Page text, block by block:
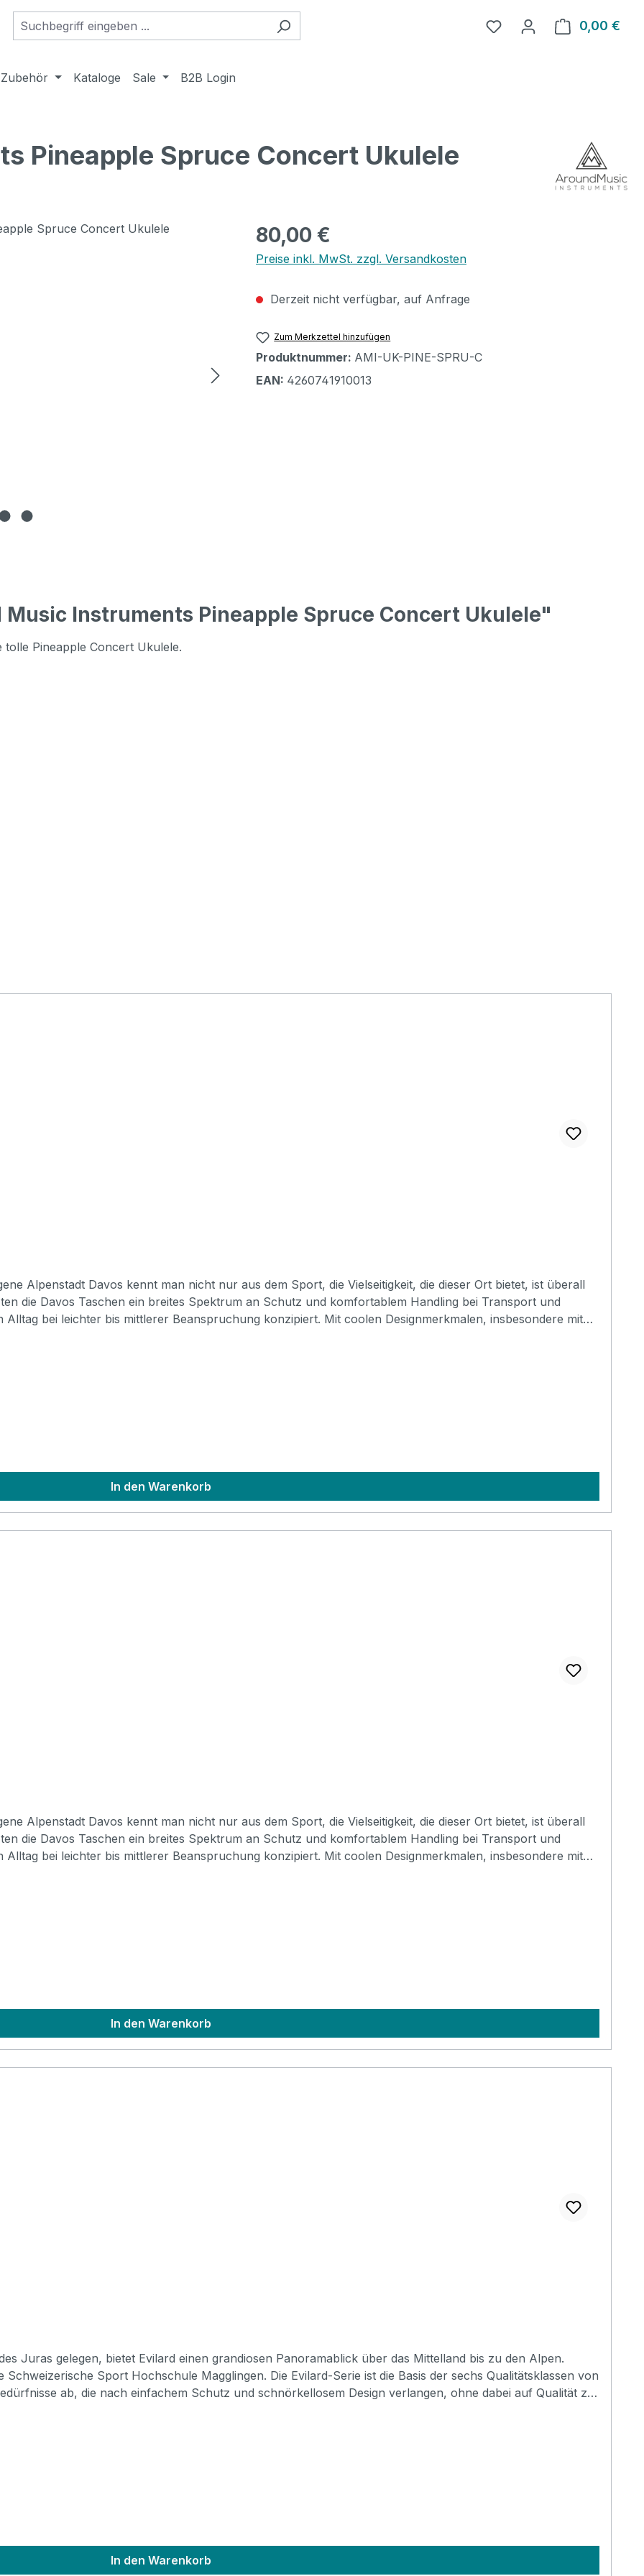
0,00 €
Zubehör Kataloge Sale B2B Login
Pineapple Spruce Concert Ukulele
Regulärer Preis:
80,00 €
Preise inkl. MwSt. zzgl. Versandkosten
Derzeit nicht verfügbar, auf Anfrage
Zum Merkzettel hinzufügen
Produktnummer: AMI-UK-PINE-SPRU-C
EAN: 4260741910013
Instruments Pineapple Spruce Concert Ukulele"
Pineapple Concert Ukulele.
die Davos Taschen ein breites Spektrum an Schutz und komfortablem Handling bei Transport und
bei leichter bis mittlerer Beanspruchung konzipiert. Mit coolen Designmerkmalen, insbesondere mit
In den Warenkorb
die Davos Taschen ein breites Spektrum an Schutz und komfortablem Handling bei Transport und
bei leichter bis mittlerer Beanspruchung konzipiert. Mit coolen Designmerkmalen, insbesondere mit
In den Warenkorb
Die Evilard-Serie ist die Basis der sechs Qualitätsklassen von
ab, die nach einfachem Schutz und schnörkellosem Design verlangen, ohne dabei auf Qualität zu
In den Warenkorb